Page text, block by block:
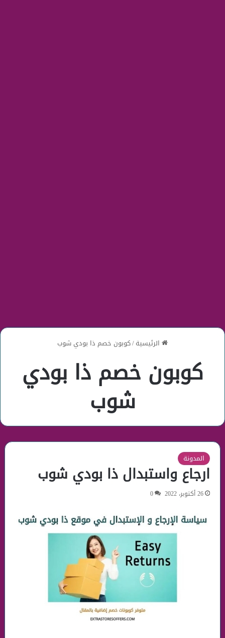
الرئيسية/كوبون خصم ذا بودي شوب
كوبون خصم ذا بودي
شوب
المدونة
ارجاع واستبدال ذا بودي شوب
26 أكتوبر، 2022 0